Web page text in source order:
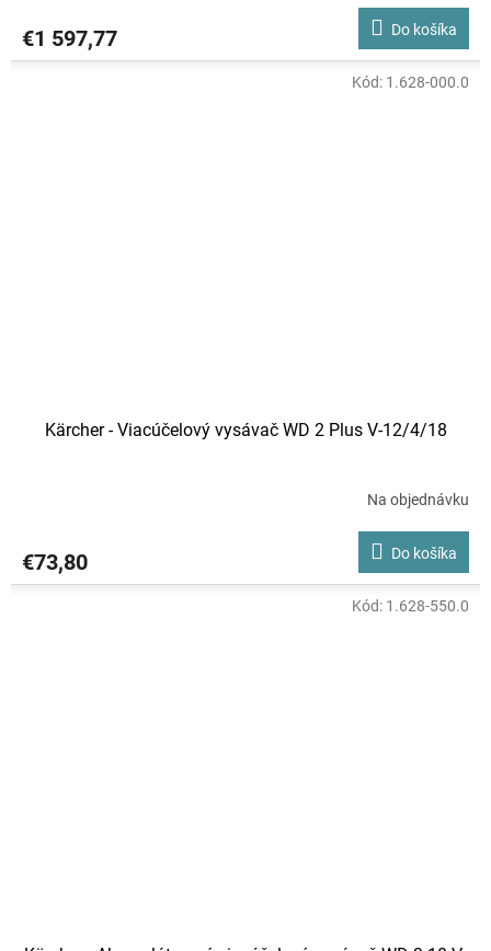
€1 597,77 Do košíka
Kärcher - Viacúčelový vysávač WD 2 Plus V-12/4/18
Na objednávku
€73,80 Do košíka
Kód: 1.628-000.0
Kód: 1.628-550.0